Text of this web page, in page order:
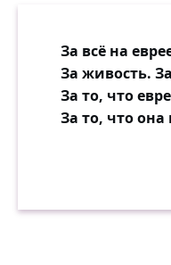
За всё на
За живость.
За то, что
За то, что